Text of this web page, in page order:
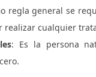
regla general se
realizar cualquier
: Es la persona